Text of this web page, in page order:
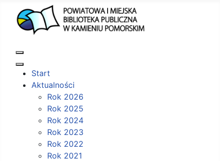
Start
Aktualności
Rok 2026
Rok 2025
Rok 2024
Rok 2023
Rok 2022
Rok 2021